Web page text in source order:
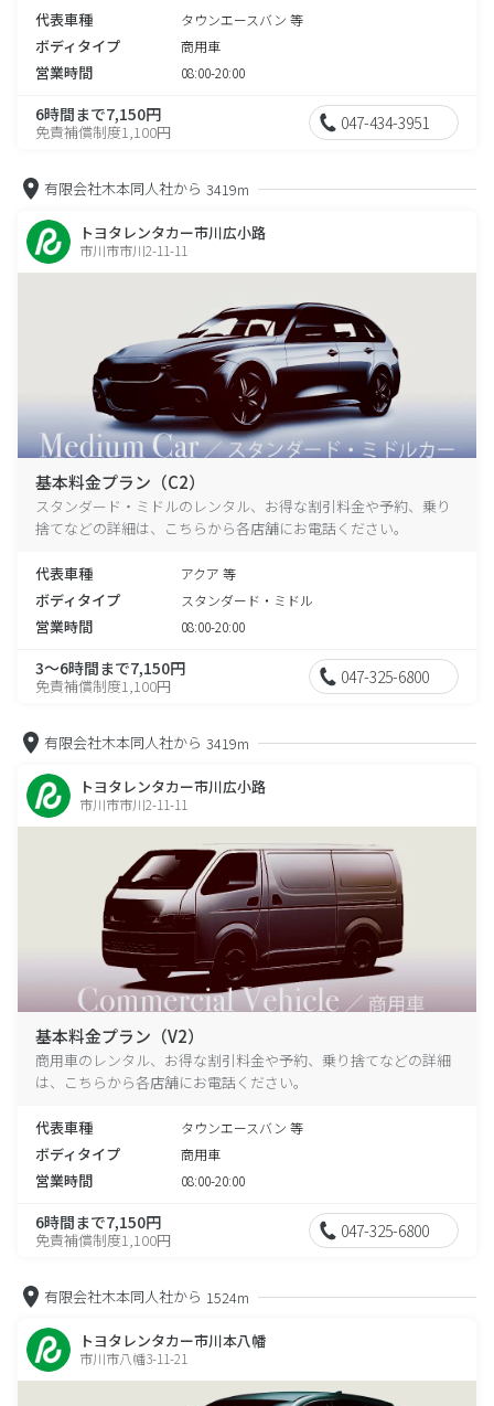
代表車種 タウンエースバン 等
ボディタイプ 商用車
営業時間 08:00-20:00
6時間まで7,150円
免責補償制度1,100円 047-434-3951
有限会社木本同人社から 3419m
トヨタレンタカー市川広小路
市川市市川2-11-11
基本料金プラン（C2）
スタンダード・ミドルのレンタル、お得な割引料金や予約、乗り
捨てなどの詳細は、こちらから各店舗にお電話ください。
代表車種 アクア 等
ボディタイプ スタンダード・ミドル
営業時間 08:00-20:00
3～6時間まで7,150円
免責補償制度1,100円 047-325-6800
有限会社木本同人社から 3419m
トヨタレンタカー市川広小路
市川市市川2-11-11
基本料金プラン（V2）
商用車のレンタル、お得な割引料金や予約、乗り捨てなどの詳細
は、こちらから各店舗にお電話ください。
代表車種 タウンエースバン 等
ボディタイプ 商用車
営業時間 08:00-20:00
6時間まで7,150円
免責補償制度1,100円 047-325-6800
有限会社木本同人社から 1524m
トヨタレンタカー市川本八幡
市川市八幡3-11-21